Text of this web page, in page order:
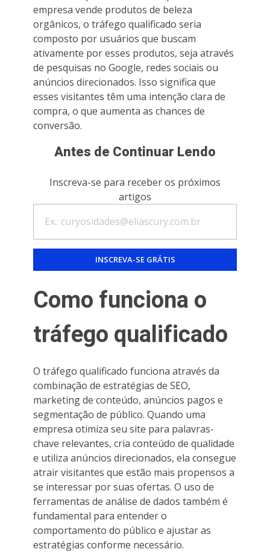
empresa vende produtos de beleza
orgânicos, o tráfego qualificado seria
composto por usuários que buscam
ativamente por esses produtos, seja através
de pesquisas no Google, redes sociais ou
anúncios direcionados. Isso significa que
esses visitantes têm uma intenção clara de
compra, o que aumenta as chances de
conversão.
Antes de Continuar Lendo
Inscreva-se para receber os próximos
artigos
Como funciona o
tráfego qualificado
O tráfego qualificado funciona através da
combinação de estratégias de SEO,
marketing de conteúdo, anúncios pagos e
segmentação de público. Quando uma
empresa otimiza seu site para palavras-
chave relevantes, cria conteúdo de qualidade
e utiliza anúncios direcionados, ela consegue
atrair visitantes que estão mais propensos a
se interessar por suas ofertas. O uso de
ferramentas de análise de dados também é
fundamental para entender o
comportamento do público e ajustar as
estratégias conforme necessário.